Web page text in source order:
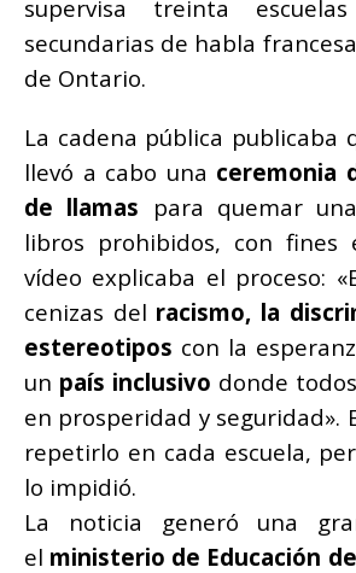
supervisa treinta
secundarias de habla
de Ontario.
La cadena pública publicaba
llevó a cabo una ceremonia
de llamas para quemar
libros prohibidos, con fines
vídeo explicaba el proceso:
cenizas del racismo, la
estereotipos con la
un país inclusivo donde
en prosperidad y seguridad».
repetirlo en cada escuela,
lo impidió.
La noticia generó una
el ministerio de Educación